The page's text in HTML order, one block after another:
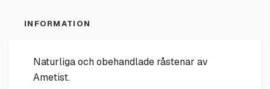
INFORMATION
Naturliga och obehandlade råstenar av
Ametist.